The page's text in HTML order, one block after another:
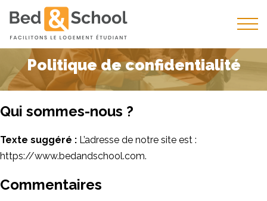
Politique de confidentialité
Qui sommes-nous ?
Texte suggéré : L’adresse de notre site est :
https://www.bedandschool.com.
Commentaires